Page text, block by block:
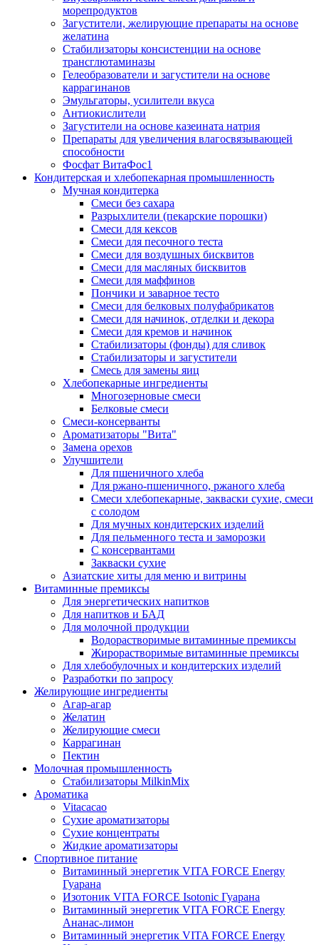
морепродуктов
Загустители, желирующие препараты на основе
желатина
Стабилизаторы консистенции на основе
трансглютаминазы
Гелеобразователи и загустители на основе
каррагинанов
Эмульгаторы, усилители вкуса
Антиокислители
Загустители на основе казеината натрия
Препараты для увеличения влагосвязывающей
способности
Фосфат ВитаФос1
Кондитерская и хлебопекарная промышленность
Мучная кондитерка
Смеси без сахара
Разрыхлители (пекарские порошки)
Смеси для кексов
Смеси для песочного теста
Смеси для воздушных бисквитов
Смеси для масляных бисквитов
Смеси для маффинов
Пончики и заварное тесто
Cмеси для белковых полуфабрикатов
Смеси для начинок, отделки и декора
Смеси для кремов и начинок
Стабилизаторы (фонды) для сливок
Стабилизаторы и загустители
Смесь для замены яиц
Хлебопекарные ингредиенты
Многозерновые смеси
Белковые смеси
Смеси-консерванты
Ароматизаторы "Вита"
Замена орехов
Улучшители
Для пшеничного хлеба
Для ржано-пшеничного, ржаного хлеба
Смеси хлебопекарные, закваски сухие, смеси
с солодом
Для мучных кондитерских изделий
Для пельменного теста и заморозки
С консервантами
Закваски сухие
Азиатские хиты для меню и витрины
Витаминные премиксы
Для энергетических напитков
Для напитков и БАД
Для молочной продукции
Водорастворимые витаминные премиксы
Жирорастворимые витаминные премиксы
Для хлебобулочных и кондитерских изделий
Разработки по запросу
Желирующие ингредиенты
Агар-агар
Желатин
Желирующие смеси
Каррагинан
Пектин
Молочная промышленность
Стабилизаторы MilkinMix
Ароматика
Vitacacao
Сухие ароматизаторы
Сухие концентраты
Жидкие ароматизаторы
Спортивное питание
Витаминный энергетик VITA FORCE Energy
Гуарана
Изотоник VITA FORCE Isotonic Гуарана
Витаминный энергетик VITA FORCE Energy
Ананас-лимон
Витаминный энергетик VITA FORCE Energy